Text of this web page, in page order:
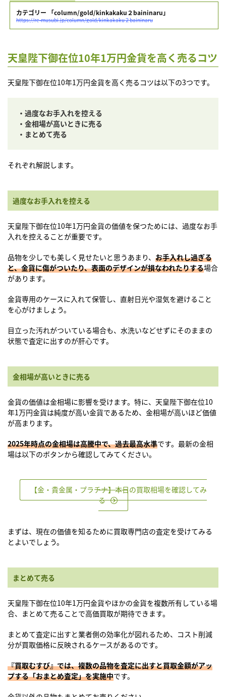
カテゴリー 「column/gold/kinkakaku２baininaru」
https://re-musubi.jp/column/gold/kinkakaku２baininaru
天皇陛下御在位10年1万円金貨を高く売るコツ
天皇陛下御在位10年1万円金貨を高く売るコツは以下の3つです。
・過度なお手入れを控える
・金相場が高いときに売る
・まとめて売る
それぞれ解説します。
過度なお手入れを控える
天皇陛下御在位10年1万円金貨の価値を保つためには、過度なお手
入れを控えることが重要です。
品物を少しでも美しく見せたいと思うあまり、 お手入れし過ぎる
と、金貨に傷がついたり、表面のデザインが損なわれたりする場合
があります。
金貨専用のケースに入れて保管し、直射日光や湿気を避けること
を心がけましょう。
目立った汚れがついている場合も、水洗いなどせずにそのままの
状態で査定に出すのが肝心です。
金相場が高いときに売る
金貨の価値は金相場に影響を受けます。特に、天皇陛下御在位10
年1万円金貨は純度が高い金貨であるため、金相場が高いほど価値
が高まります。
2025年時点の金相場は高騰中で、過去最高水準です。最新の金相
場は以下のボタンから確認してみてください。
【金・貴金属・プラチナ】本日の買取相場を確認してみ
る
まずは、現在の価値を知るために買取専門店の査定を受けてみる
とよいでしょう。
まとめて売る
天皇陛下御在位10年1万円金貨やほかの金貨を複数所有している場
合、まとめて売ることで高価買取が期待できます。
まとめて査定に出すと業者側の効率化が図れるため、コスト削減
分が買取価格に反映されるケースがあるのです。
『買取むすび』では、複数の品物を査定に出すと買取金額がアッ
プする「おまとめ査定」を実施中です。